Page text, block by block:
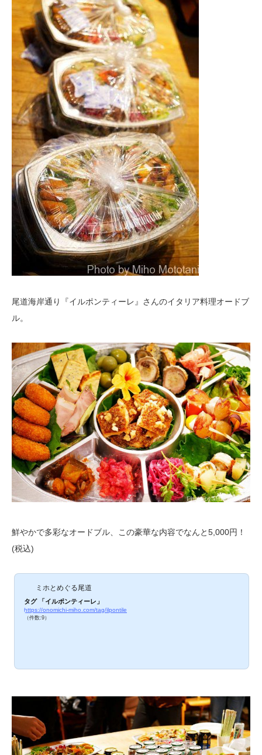
尾道海岸通り『イルポンティーレ』さんのイタリア料理オードブ
ル。
鮮やかで多彩なオードブル、この豪華な内容でなんと5,000円！
(税込)
ミホとめぐる尾道
タグ 「イルポンティーレ」
https://onomichi-miho.com/tag/ilpontile
（件数:9）